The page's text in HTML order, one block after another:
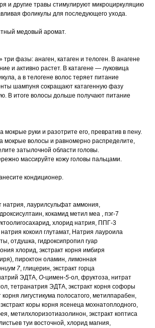
и другие травы стимулируют микроциркуляцию
фоликулы для последующего ухода.
медовый аромат.
фазы: анаген, катаген и телоген. В анагене
и активно растет. В катагене — луковица
а в телогене волос теряет питание
шампуня сокращают катагенную фазу
В итоге волосы дольше получают питание
мокрые руки и разотрите его, превратив в пену.
мокрые волосы и равномерно распределите,
затылочной области головы.
массируйте кожу головы пальцами.
кондиционер.
натрия, лаурилсульфат аммония,
кокамид метил меа , пэг-7
хлорид натрия, ППГ-3
кокоил глутамат, Натрия лауроила
отдушка, гидроксипропил гуар
хлорид, экстракт корня имбиря
пироктон оламин, лимонная
7, глицерин, экстракт горца
ЭДТА, О-цимен-5-ол, фруктоза, нитрат
тетранатрия ЭДТА, экстракт корня софоры
корня лигустикума полосатого, метилпарабен,
коры корня ясенеца мохнатоплодного,
метилхлоризотиазолинон, экстракт коптиса
туи восточной, хлорид магния,